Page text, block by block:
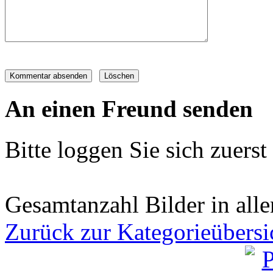
An einen Freund senden
Bitte loggen Sie sich
Gesamtanzahl Bilder in
Zurück zur